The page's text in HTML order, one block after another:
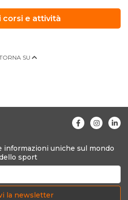
corsi e attività
SU
informazioni uniche sul mondo
sport
la newsletter